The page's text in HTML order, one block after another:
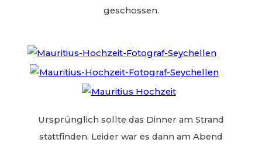
geschossen.
Ursprünglich sollte das Dinner am Strand
stattfinden. Leider war es dann am Abend